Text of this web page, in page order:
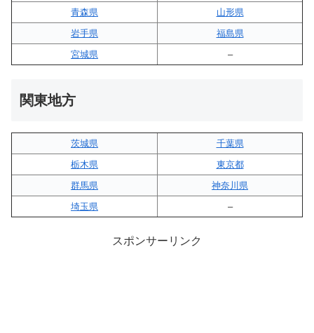
青森県
山形県
岩手県
福島県
宮城県
–
関東地方
茨城県
千葉県
栃木県
東京都
群馬県
神奈川県
埼玉県
–
スポンサーリンク